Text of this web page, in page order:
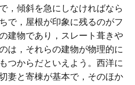
，傾斜を急にしなければなら
で，屋根が印象に残るのがフ
建物であり，スレート葺きや
は，それらの建物が物理的に
つからだといえよう。西洋に
妻と寄棟が基本で，そのほか